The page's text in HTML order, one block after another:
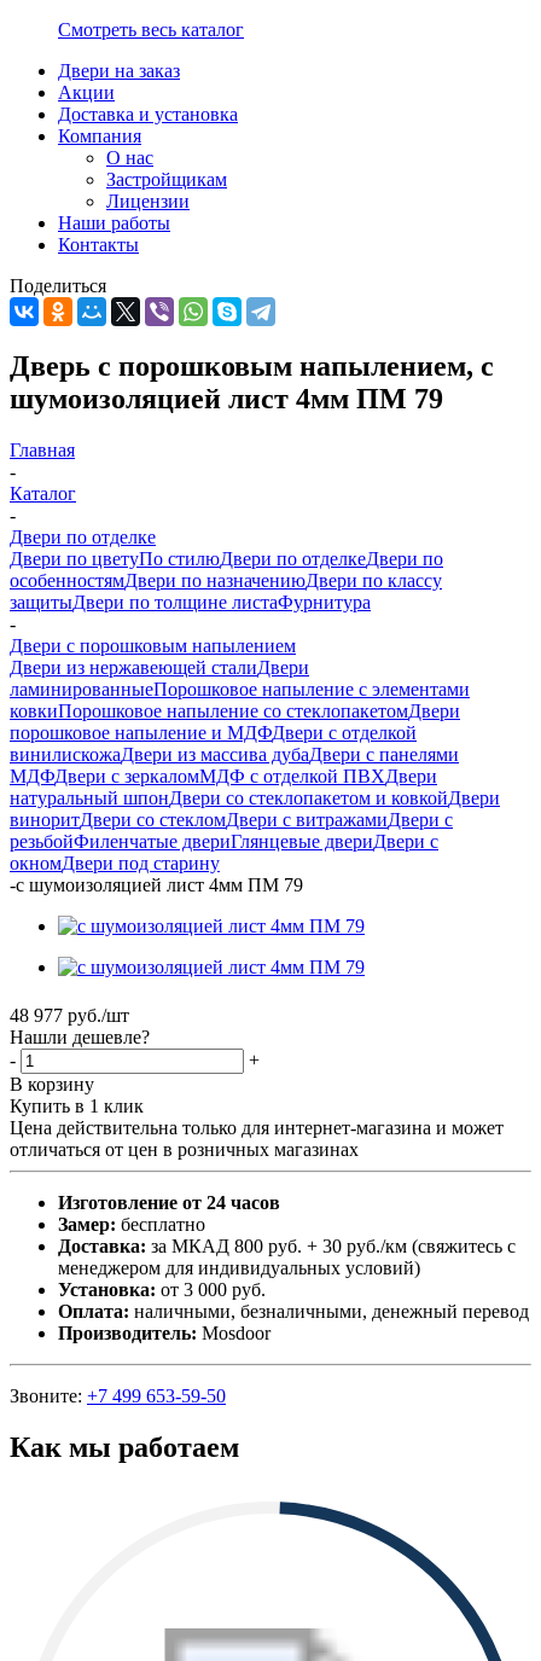
Смотреть весь каталог
Двери на заказ
Акции
Доставка и установка
Компания
О нас
Застройщикам
Лицензии
Наши работы
Контакты
Поделиться
Дверь с порошковым напылением, с
шумоизоляцией лист 4мм ПМ 79
Главная
-
Каталог
-
Двери по отделке
Двери по цветуПо стилюДвери по отделкеДвери по
особенностямДвери по назначениюДвери по классу
защитыДвери по толщине листаФурнитура
-
Двери с порошковым напылением
Двери из нержавеющей сталиДвери
ламинированныеПорошковое напыление с элементами
ковкиПорошковое напыление со стеклопакетомДвери
порошковое напыление и МДФДвери с отделкой
винилискожаДвери из массива дубаДвери с панелями
МДФДвери с зеркаломМДФ с отделкой ПВХДвери
натуральный шпонДвери со стеклопакетом и ковкойДвери
виноритДвери со стекломДвери с витражамиДвери с
резьбойФиленчатые двериГлянцевые двериДвери с
окномДвери под старину
-с шумоизоляцией лист 4мм ПМ 79
48 977 руб./шт
Нашли дешевле?
-
+
В корзину
Купить в 1 клик
Цена действительна только для интернет-магазина и может
отличаться от цен в розничных магазинах
Изготовление от 24 часов
Замер: бесплатно
Доставка: за МКАД 800 руб. + 30 руб./км (свяжитесь с
менеджером для индивидуальных условий)
Установка: от 3 000 руб.
Оплата: наличными, безналичными, денежный перевод
Производитель: Mosdoor
Звоните: +7 499 653-59-50
Как мы работаем